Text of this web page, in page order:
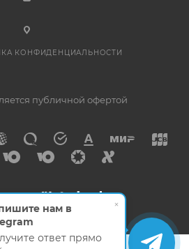
КОНФИДЕНЦИАЛЬНОСТИ
публичной офертой
в
×
нам в
ответ прямо